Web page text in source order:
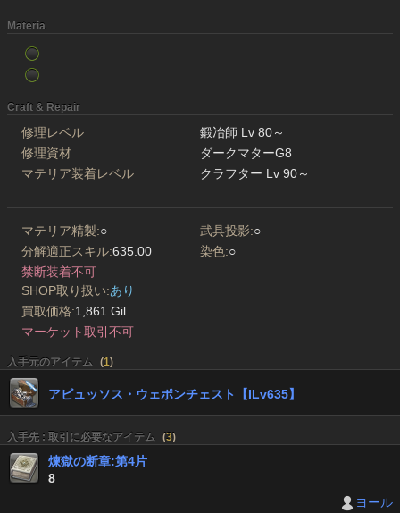
Materia
Craft & Repair
修理レベル
鍛冶師 Lv 80～
修理資材
ダークマターG8
マテリア装着レベル
クラフター Lv 90～
マテリア精製:○ 武具投影:○
分解適正スキル:635.00 染色:○
禁断装着不可
SHOP取り扱い:あり
買取価格:1,861 Gil
マーケット取引不可
入手元のアイテム (1)
アビュッソス・ウェポンチェスト【ILv635】
入手先 : 取引に必要なアイテム (3)
煉獄の断章:第4片
8
ヨール